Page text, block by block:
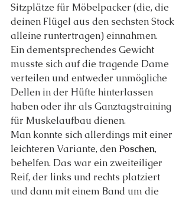
Sitzplätze für Möbelpacker (die, die
deinen Flügel aus den sechsten Stock
alleine runtertragen) einnahmen.
Ein dementsprechendes Gewicht
musste sich auf die tragende Dame
verteilen und entweder unmögliche
Dellen in der Hüfte hinterlassen
haben oder ihr als Ganztagstraining
für Muskelaufbau dienen.
Man konnte sich allerdings mit einer
leichteren Variante, den Poschen,
behelfen. Das war ein zweiteiliger
Reif, der links und rechts platziert
und dann mit einem Band um die